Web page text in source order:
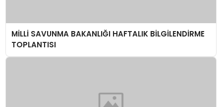
MİLLİ SAVUNMA BAKANLIĞI HAFTALIK BİLGİLENDİRME
TOPLANTISI